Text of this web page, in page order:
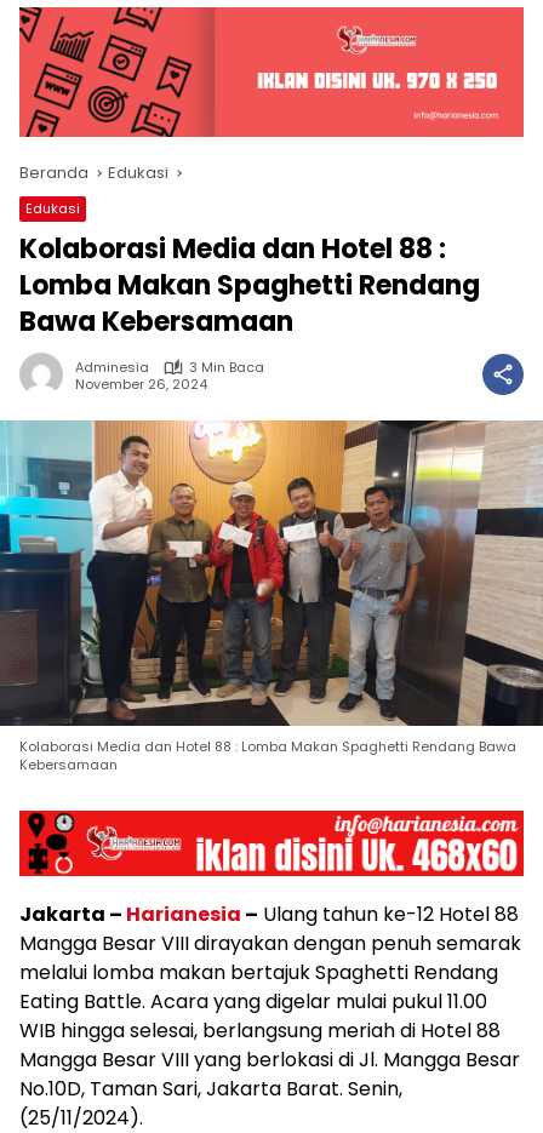
Beranda Edukasi
Edukasi
Kolaborasi Media dan Hotel 88 :
Lomba Makan Spaghetti Rendang
Bawa Kebersamaan
Adminesia
3 Min Baca
November 26, 2024
Kolaborasi Media dan Hotel 88 : Lomba Makan Spaghetti Rendang Bawa
Kebersamaan
Jakarta – Harianesia – Ulang tahun ke-12 Hotel 88
Mangga Besar VIII dirayakan dengan penuh semarak
melalui lomba makan bertajuk Spaghetti Rendang
Eating Battle. Acara yang digelar mulai pukul 11.00
WIB hingga selesai, berlangsung meriah di Hotel 88
Mangga Besar VIII yang berlokasi di Jl. Mangga Besar
No.10D, Taman Sari, Jakarta Barat. Senin,
(25/11/2024).